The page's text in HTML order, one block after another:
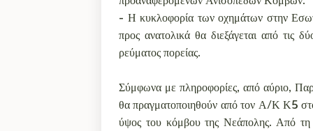
- Η κυκλοφορία των οχημάτων στην
προς ανατολικά θα διεξάγεται από τις
ρεύματος πορείας.
Σύμφωνα με πληροφορίες, από αύριο,
θα πραγματοποιηθούν από τον Α/Κ Κ5
ύψος του κόμβου της Νεάπολης. Από τη